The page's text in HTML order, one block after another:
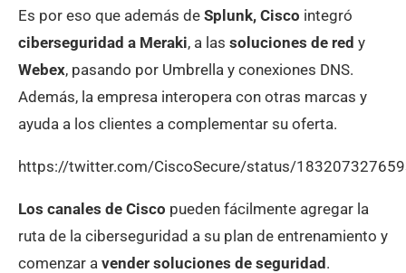
Es por eso que además de Splunk, Cisco integró
ciberseguridad a Meraki, a las soluciones de red y
Webex, pasando por Umbrella y conexiones DNS.
Además, la empresa interopera con otras marcas y
ayuda a los clientes a complementar su oferta.
https://twitter.com/CiscoSecure/status/
Los canales de Cisco pueden fácilmente agregar la
ruta de la ciberseguridad a su plan de entrenamiento y
comenzar a vender soluciones de seguridad.